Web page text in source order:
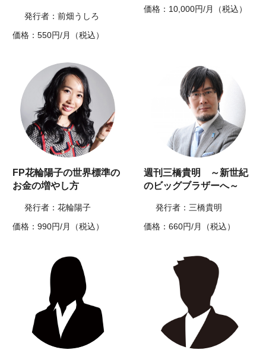
発行者：前畑うしろ
価格：550円/月（税込）
価格：10,000円/月（税込）
FP花輪陽子の世界標準の
お金の増やし方
発行者：花輪陽子
価格：990円/月（税込）
週刊三橋貴明 ～新世紀
のビッグブラザーへ～
発行者：三橋貴明
価格：660円/月（税込）